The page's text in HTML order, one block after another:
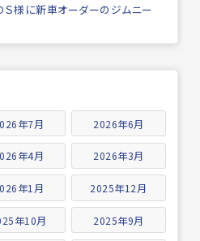
様に新車オーダーのジムニー
年7月 2026年6月
年4月 2026年3月
年1月 2025年12月
年10月 2025年9月